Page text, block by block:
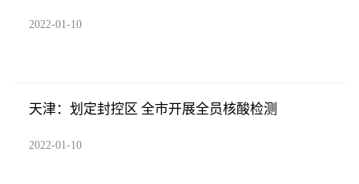
2022-01-10
天津：划定封控区 全市开展全员核酸检测
2022-01-10